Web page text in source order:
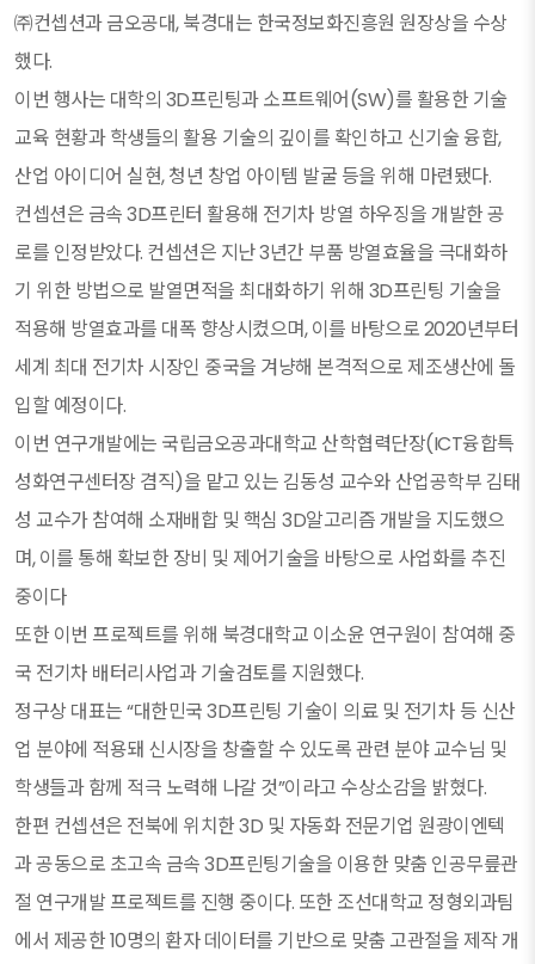
㈜컨셉션과 금오공대, 북경대는 한국정보화진흥원 원장상을 수상
했다.
이번 행사는 대학의 3D프린팅과 소프트웨어(SW)를 활용한 기술
교육 현황과 학생들의 활용 기술의 깊이를 확인하고 신기술 융합,
산업 아이디어 실현, 청년 창업 아이템 발굴 등을 위해 마련됐다.
컨셉션은 금속 3D프린터 활용해 전기차 방열 하우징을 개발한 공
로를 인정받았다. 컨셉션은 지난 3년간 부품 방열효율을 극대화하
기 위한 방법으로 발열면적을 최대화하기 위해 3D프린팅 기술을
적용해 방열효과를 대폭 향상시켰으며, 이를 바탕으로 2020년부터
세계 최대 전기차 시장인 중국을 겨냥해 본격적으로 제조생산에 돌
입할 예정이다.
이번 연구개발에는 국립금오공과대학교 산학협력단장(ICT융합특
성화연구센터장 겸직)을 맡고 있는 김동성 교수와 산업공학부 김태
성 교수가 참여해 소재배합 및 핵심 3D알고리즘 개발을 지도했으
며, 이를 통해 확보한 장비 및 제어기술을 바탕으로 사업화를 추진
중이다
또한 이번 프로젝트를 위해 북경대학교 이소윤 연구원이 참여해 중
국 전기차 배터리사업과 기술검토를 지원했다.
정구상 대표는 “대한민국 3D프린팅 기술이 의료 및 전기차 등 신산
업 분야에 적용돼 신시장을 창출할 수 있도록 관련 분야 교수님 및
학생들과 함께 적극 노력해 나갈 것”이라고 수상소감을 밝혔다.
한편 컨셉션은 전북에 위치한 3D 및 자동화 전문기업 원광이엔텍
과 공동으로 초고속 금속 3D프린팅기술을 이용한 맞춤 인공무릎관
절 연구개발 프로젝트를 진행 중이다. 또한 조선대학교 정형외과팀
에서 제공한 10명의 환자 데이터를 기반으로 맞춤 고관절을 제작 개